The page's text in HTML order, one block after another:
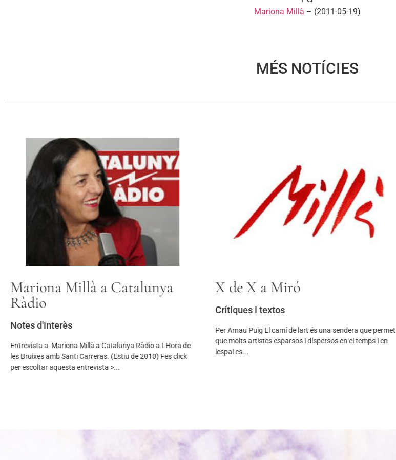
Mariona Millà – (2011-05-19)
MÉS NOTÍCIES
Mariona Millà a Catalunya
Ràdio
Notes d'interès
Entrevista a Mariona Millà a Catalunya Ràdio a LHora de
les Bruixes amb Santi Carreras. (Estiu de 2010) Fes click
per escoltar aquesta entrevista >...
X de X a Miró
Crítiques i textos
Per Arnau Puig El camí de lart és una sendera que permet
que molts artistes esparsos i dispersos en el temps i en
lespai es...